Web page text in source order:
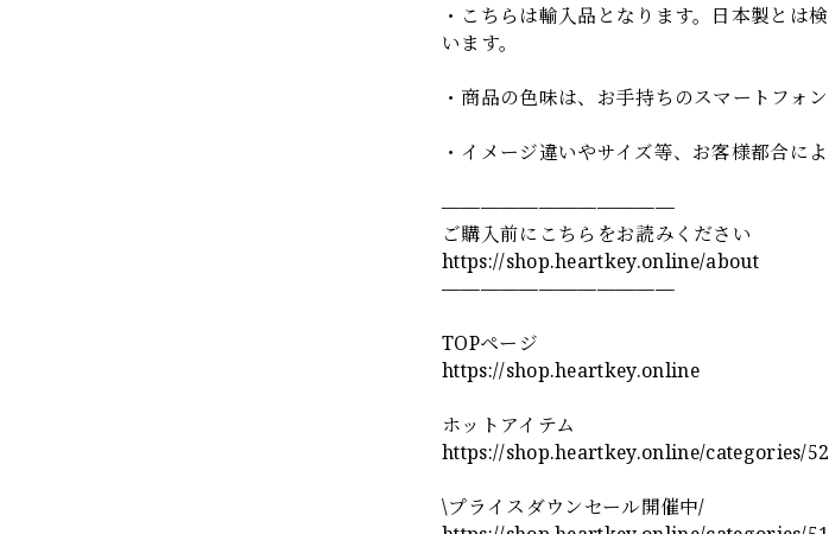
・こちらは輸入品となります。日本製とは
います。
・商品の色味は、お手持ちのスマートフォ
・イメージ違いやサイズ等、お客様都合に
————————————
ご購入前にこちらをお読みください
https://shop.heartkey.online/about
————————————
TOPページ
https://shop.heartkey.online
ホットアイテム
https://shop.heartkey.online/categories/
\プライスダウンセール開催中/